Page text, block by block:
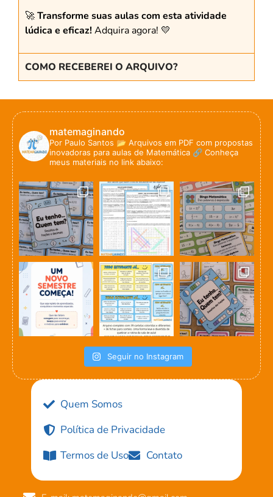
🚀Transforme suas aulas com esta atividade
lúdica e eficaz!Adquira agora! 💛
COMO RECEBEREI O ARQUIVO?
matemaginando
Por Paulo Santos 📂 Arquivos em PDF com propostas
inovadoras para aulas de Matemática 🔗 Conheça
meus materiais no link abaixo:
Seguir no Instagram
Quem Somos
Política de Privacidade
Termos de Uso
Contato